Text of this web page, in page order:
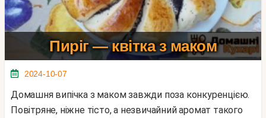
Пиріг — квітка з маком
2024-10-07
Домашня випічка з маком завжди поза конкуренцією.
Повітряне, ніжне тісто, а незвичайний аромат такого